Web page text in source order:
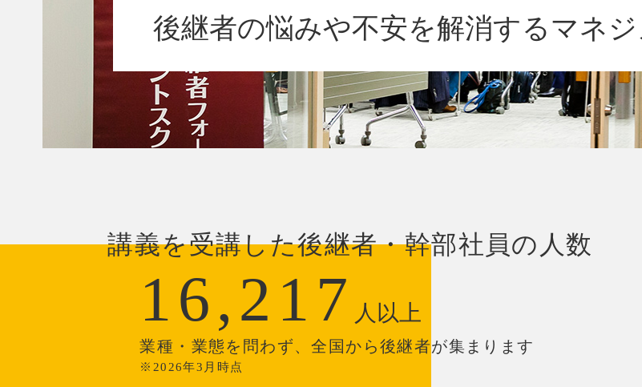
後継者の悩みや不安を解消するマネ
講義を受講した後継者・幹部社員の人数
16,217 人以上
業種・業態を問わず、全国から後継者が集まります
※2026年3月時点